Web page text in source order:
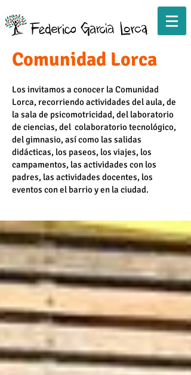
Comunidad Lorca
Los invitamos a conocer la Comunidad
Lorca, recorriendo actividades del aula, de
la sala de psicomotricidad, del laboratorio
de ciencias, del colaboratorio tecnológico,
del gimnasio, así como las salidas
didácticas, los paseos, los viajes, los
campamentos, las actividades con los
padres, las actividades docentes, los
eventos con el barrio y en la ciudad.